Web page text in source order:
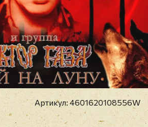
Артикул: 4601620108556W